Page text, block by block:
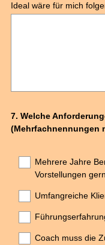
Ideal wäre für mich
Question
Title
7. Welche
(Mehrfachnennungen
Mehrere Jahre
Vorstellungen
Umfangreiche
Coach muss die